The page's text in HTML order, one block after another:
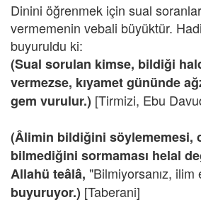
Dinini öğrenmek için sual
vermemenin vebali büyüktür.
buyuruldu ki:
(Sual sorulan kimse, bildiği
vermezse, kıyamet gününde
gem vurulur.) [Tirmizi, Ebu
(Âlimin bildiğini söylememesi,
bilmediğini sormaması helal
Allahü teâlâ, "Bilmiyorsanız,
buyuruyor.) [Taberani]